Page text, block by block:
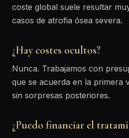
coste global suele resultar
casos de atrofia ósea severa.
¿Hay costes ocultos?
Nunca. Trabajamos con
que se acuerda en la primera
sin sorpresas posteriores.
¿Puedo financiar el